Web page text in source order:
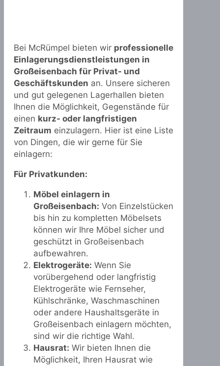
Bei McRümpel bieten wir professionelle
Einlagerungsdienstleistungen in
Großeisenbach für Privat- und
Geschäftskunden an. Unsere sicheren
und gut gelegenen Lagerhallen bieten
Ihnen die Möglichkeit, Gegenstände für
einen kurz- oder langfristigen
Zeitraum einzulagern. Hier ist eine Liste
von Dingen, die wir gerne für Sie
einlagern:
Für Privatkunden:
Möbel einlagern in
Großeisenbach: Von Einzelstücken
bis hin zu kompletten Möbelsets
können wir Ihre Möbel sicher und
geschützt in Großeisenbach
aufbewahren.
Elektrogeräte: Wenn Sie
vorübergehend oder langfristig
Elektrogeräte wie Fernseher,
Kühlschränke, Waschmaschinen
oder andere Haushaltsgeräte in
Großeisenbach einlagern möchten,
sind wir die richtige Wahl.
Hausrat: Wir bieten Ihnen die
Möglichkeit, Ihren Hausrat wie